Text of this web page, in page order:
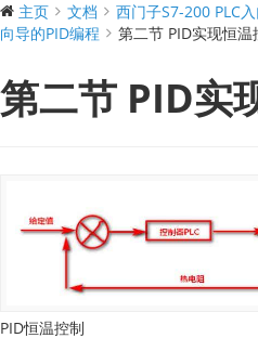
主页
文档 西门子S7-200 PLC
向导的PID编程
第二节 PID实现恒温
第二节 PID实
PID恒温控制